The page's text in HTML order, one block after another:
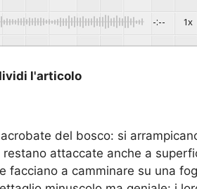
-:-- 1x
l'articolo
del bosco: si
attaccate anche a
facciano a camminare su una